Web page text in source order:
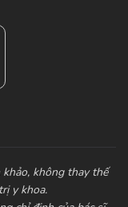
không thay thế
y khoa.